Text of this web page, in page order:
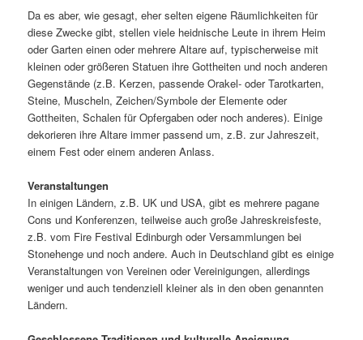
Da es aber, wie gesagt, eher selten eigene Räumlichkeiten für
diese Zwecke gibt, stellen viele heidnische Leute in ihrem Heim
oder Garten einen oder mehrere Altare auf, typischerweise mit
kleinen oder größeren Statuen ihre Gottheiten und noch anderen
Gegenstände (z.B. Kerzen, passende Orakel- oder Tarotkarten,
Steine, Muscheln, Zeichen/Symbole der Elemente oder
Gottheiten, Schalen für Opfergaben oder noch anderes). Einige
dekorieren ihre Altare immer passend um, z.B. zur Jahreszeit,
einem Fest oder einem anderen Anlass.
Veranstaltungen
In einigen Ländern, z.B. UK und USA, gibt es mehrere pagane
Cons und Konferenzen, teilweise auch große Jahreskreisfeste,
z.B. vom Fire Festival Edinburgh oder Versammlungen bei
Stonehenge und noch andere. Auch in Deutschland gibt es einige
Veranstaltungen von Vereinen oder Vereinigungen, allerdings
weniger und auch tendenziell kleiner als in den oben genannten
Ländern.